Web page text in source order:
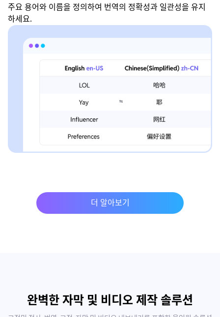
주요 용어와 이름을 정의하여 번역의 정확성과 일관성을 유지
하세요.
더 알아보기
완벽한 자막 및 비디오 제작 솔루션